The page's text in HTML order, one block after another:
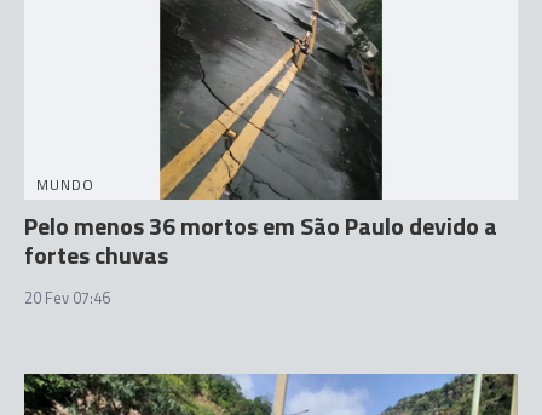
MUNDO
Pelo menos 36 mortos em São Paulo devido a
fortes chuvas
20 Fev 07:46